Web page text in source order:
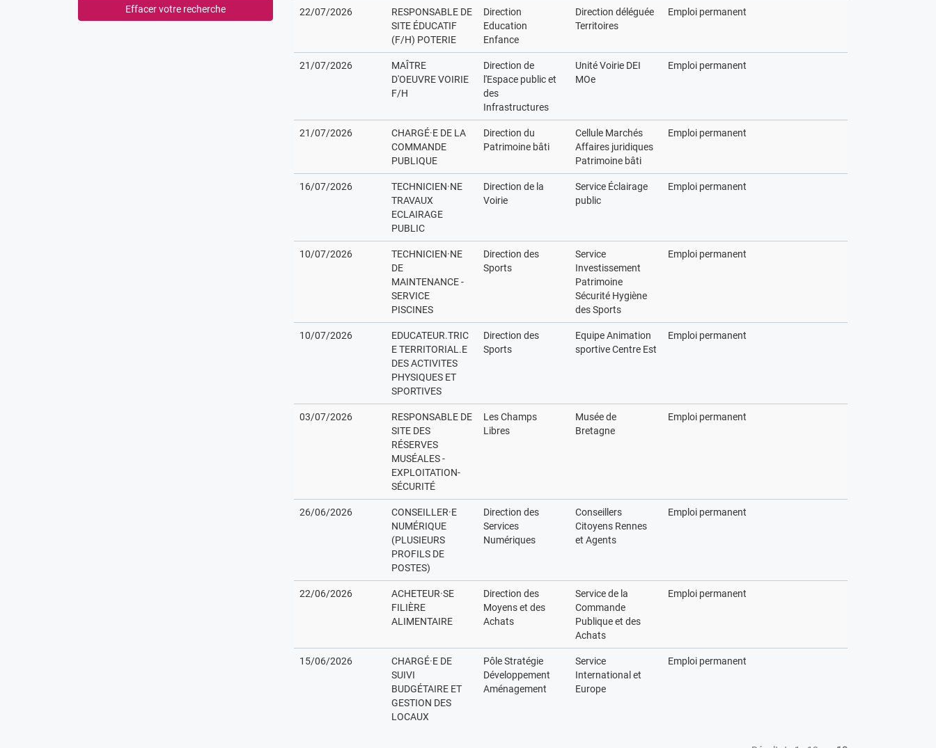
Effacer votre recherche 22/07/2026
RESPONSABLE DE
SITE ÉDUCATIF
(F/H) POTERIE
Direction
Education
Enfance
Direction déléguée
Territoires
Emploi permanent
21/07/2026
MAÎTRE
D'OEUVRE VOIRIE
F/H
Direction de
l'Espace public et
des
Infrastructures
Unité Voirie DEI
MOe
Emploi permanent
21/07/2026
CHARGÉ·E DE LA
COMMANDE
PUBLIQUE
Direction du
Patrimoine bâti
Cellule Marchés
Affaires juridiques
Patrimoine bâti
Emploi permanent
16/07/2026
TECHNICIEN·NE
TRAVAUX
ECLAIRAGE
PUBLIC
Direction de la
Voirie
Service Éclairage
public
Emploi permanent
10/07/2026
TECHNICIEN·NE
DE
MAINTENANCE -
SERVICE
PISCINES
Direction des
Sports
Service
Investissement
Patrimoine
Sécurité Hygiène
des Sports
Emploi permanent
10/07/2026
EDUCATEUR.TRIC
E TERRITORIAL.E
DES ACTIVITES
PHYSIQUES ET
SPORTIVES
Direction des
Sports
Equipe Animation
sportive Centre Est
Emploi permanent
03/07/2026
RESPONSABLE DE
SITE DES
RÉSERVES
MUSÉALES -
EXPLOITATION-
SÉCURITÉ
Les Champs
Libres
Musée de
Bretagne
Emploi permanent
26/06/2026
CONSEILLER·E
NUMÉRIQUE
(PLUSIEURS
PROFILS DE
POSTES)
Direction des
Services
Numériques
Conseillers
Citoyens Rennes
et Agents
Emploi permanent
22/06/2026
ACHETEUR·SE
FILIÈRE
ALIMENTAIRE
Direction des
Moyens et des
Achats
Service de la
Commande
Publique et des
Achats
Emploi permanent
15/06/2026
CHARGÉ·E DE
SUIVI
BUDGÉTAIRE ET
GESTION DES
LOCAUX
Pôle Stratégie
Développement
Aménagement
Service
International et
Europe
Emploi permanent